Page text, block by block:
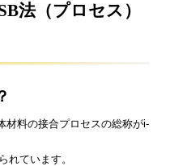
法（プロセス）
材料の接合プロセスの総称がi-
れています。